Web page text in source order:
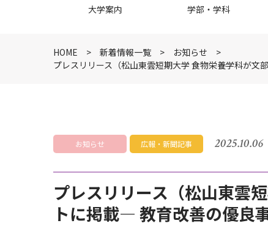
大学案内 学部・学科
HOME 新着情報一覧
お知らせ
プレスリリース（松山東雲短期大学 食物栄養学科が
お知らせ 広報・新聞記事 2025.10.06
プレスリリース（松山東雲
トに掲載― 教育改善の優良